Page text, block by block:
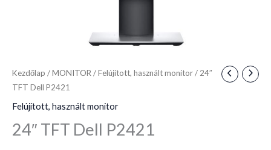
Kezdőlap /MONITOR /Felújított, használt monitor/ 24″
TFT Dell P2421
Felújított, használt monitor
24″ TFT Dell P2421